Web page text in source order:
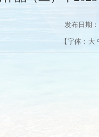
发布日期
【字体： 大